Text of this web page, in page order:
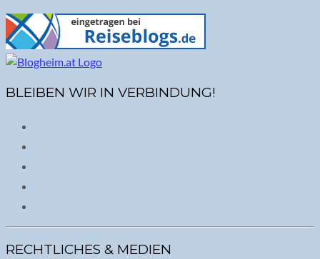
BLEIBEN WIR IN VERBINDUNG!
RECHTLICHES & MEDIEN